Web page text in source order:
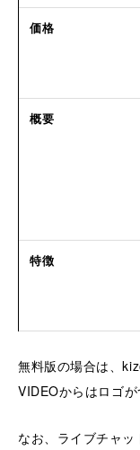
価格
概要
特徴
無料版の場合は、
VIDEOからはロゴが
なお、ライブチャ